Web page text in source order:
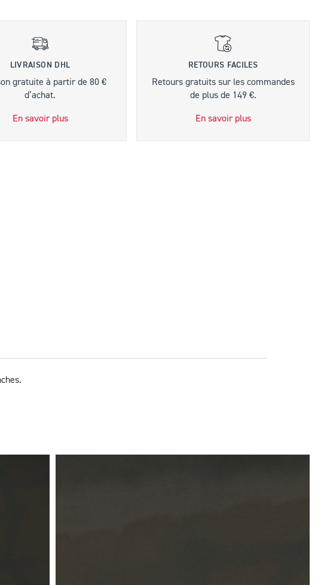
LIVRAISON DHL
gratuite à partir de 80 €
d’achat.
En savoir plus
RETOURS FACILES
Retours gratuits sur les commandes
de plus de 149 €.
En savoir plus